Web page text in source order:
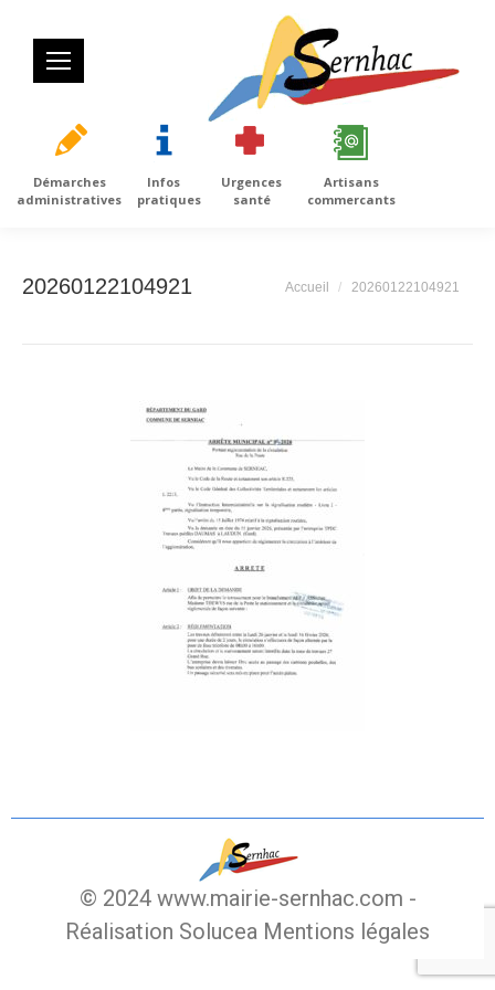
Démarches
administratives
Infos
pratiques
Urgences
santé
Artisans
commercants
20260122104921 Vous êtes ici :
Accueil 20260122104921
© 2024 www.mairie-sernhac.com -
Réalisation Solucea Mentions légales